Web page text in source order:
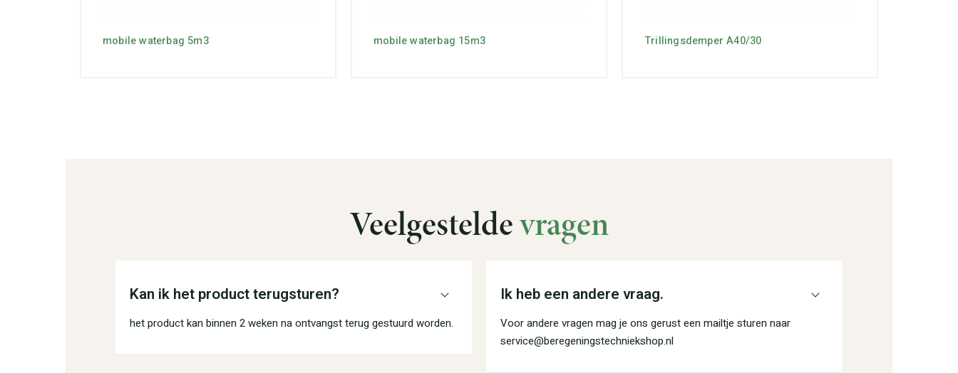
mobile waterbag 5m3 mobile waterbag 15m3 Trillingsdemper A40/30
Veelgesteldevragen
Kan ik het product terugsturen?
het product kan binnen 2 weken na ontvangst terug gestuurd worden.
Ik heb een andere vraag.
Voor andere vragen mag je ons gerust een mailtje sturen naar
service@beregeningstechniekshop.nl